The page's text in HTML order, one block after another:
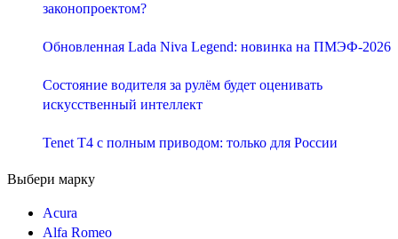
законопроектом?
Обновленная Lada Niva Legend: новинка на ПМЭФ-2026
Состояние водителя за рулём будет оценивать
искусственный интеллект
Tenet T4 с полным приводом: только для России
Выбери марку
Acura
Alfa Romeo